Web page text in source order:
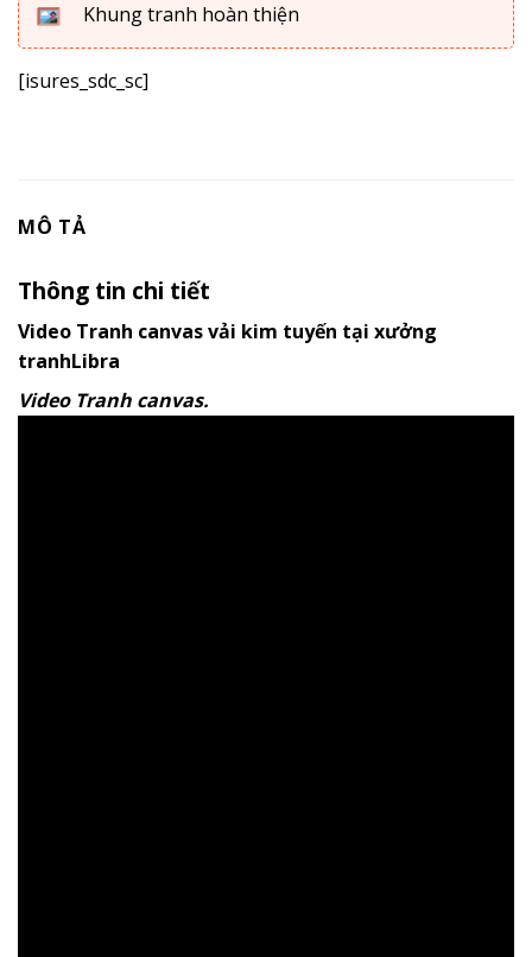
Khung tranh hoàn thiện
[isures_sdc_sc]
MÔ TẢ
Thông tin chi tiết
Video Tranh canvas vải kim tuyến tại xưởng
tranhLibra
Video Tranh canvas.